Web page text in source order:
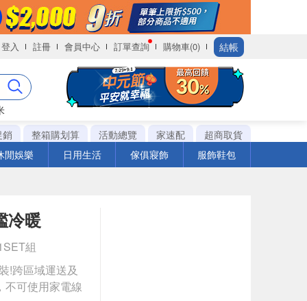
登入 註冊 會員中心 訂單查詢 購物車(0) 結帳
銷
整箱購划算 活動總覽 家速配
超商取貨
閒娛樂
日用生活 傢俱寢飾 服飾鞋包
冷暖
組
!跨區域運送及
不可使用家電線